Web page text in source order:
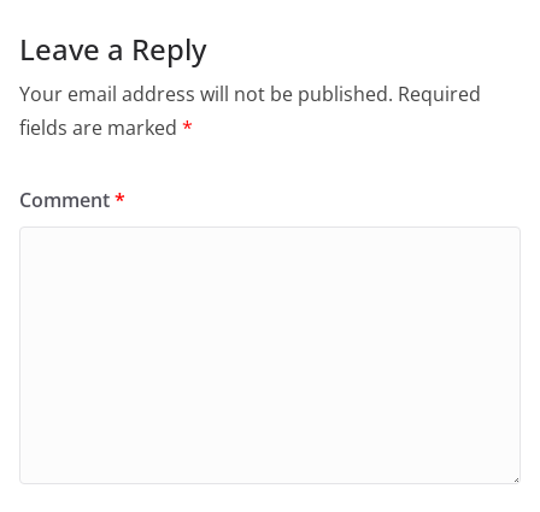
Leave a Reply
Your email address will not be published. Required
fields are marked *
Comment*